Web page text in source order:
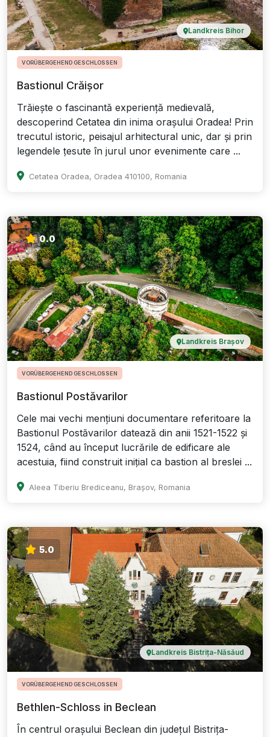
Landkreis Bihor
VORÜBERGEHEND GESCHLOSSEN
Bastionul Crăișor
Trăiește o fascinantă experiență medievală,
descoperind Cetatea din inima orașului Oradea! Prin
trecutul istoric, peisajul arhitectural unic, dar și prin
legendele țesute în jurul unor evenimente care ...
Cetatea Oradea, Oradea 410100, Romania
0.0
Landkreis Brașov
VORÜBERGEHEND GESCHLOSSEN
Bastionul Postăvarilor
Cele mai vechi mențiuni documentare referitoare la
Bastionul Postăvarilor datează din anii 1521-1522 și
1524, când au început lucrările de edificare ale
acestuia, fiind construit inițial ca bastion al breslei ...
Aleea Tiberiu Brediceanu, Brașov, Romania
5.0
Landkreis Bistrița-Năsăud
VORÜBERGEHEND GESCHLOSSEN
Bethlen-Schloss in Beclean
În centrul orașului Beclean din județul Bistrița-